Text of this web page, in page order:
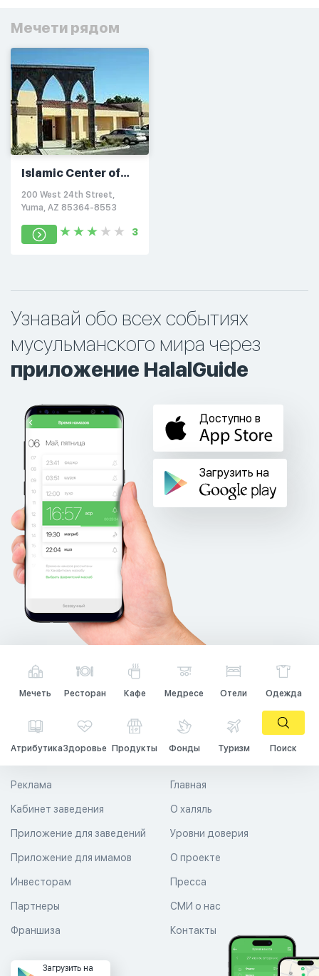
Мечети рядом
Islamic Center of
Yuma
200 West 24th Street,
Yuma, AZ 85364-8553
3
Узнавай обо всех событиях
мусульманского мира через
приложение HalalGuide
Доступно в
Загрузить на
Мечеть Ресторан Кафе Медресе Отели Одежда
АтрибутикаЗдоровье Продукты Фонды Туризм Поиск
Главная
О халяль
Уровни доверия
Реклама
Кабинет заведения
Приложение для заведений
Приложение для имамов О проекте
Пресса
СМИ о нас
Контакты
Инвесторам
Партнеры
Франшиза
Загрузить на